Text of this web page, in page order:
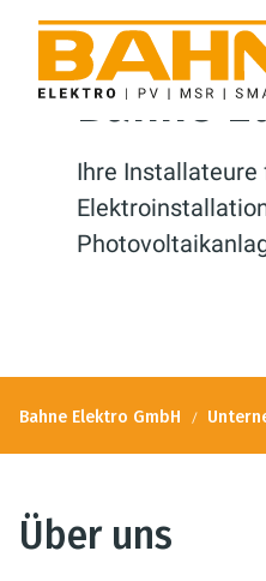
Bahne
Ihre Installateure
Bahne Elektro GmbH
Über uns